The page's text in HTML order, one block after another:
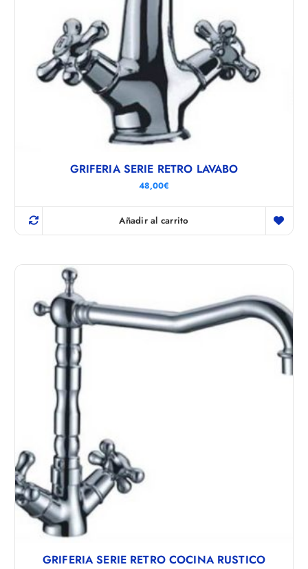
GRIFERIA SERIE RETRO LAVABO
48,00€
Añadir al carrito
GRIFERIA SERIE RETRO COCINA RUSTICO